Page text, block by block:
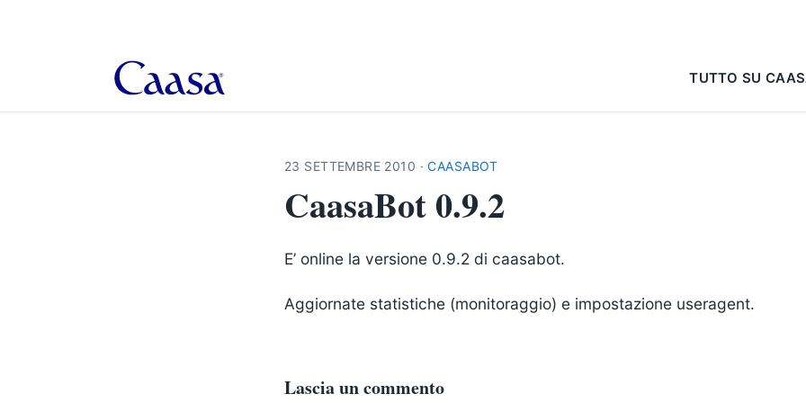
TUTTO SU
23 SETTEMBRE 2010 ·CAASABOT
CaasaBot 0.9.2
E’ online la versione 0.9.2 di caasabot.
Aggiornate statistiche (monitoraggio) e impostazione useragent.
Lascia un commento